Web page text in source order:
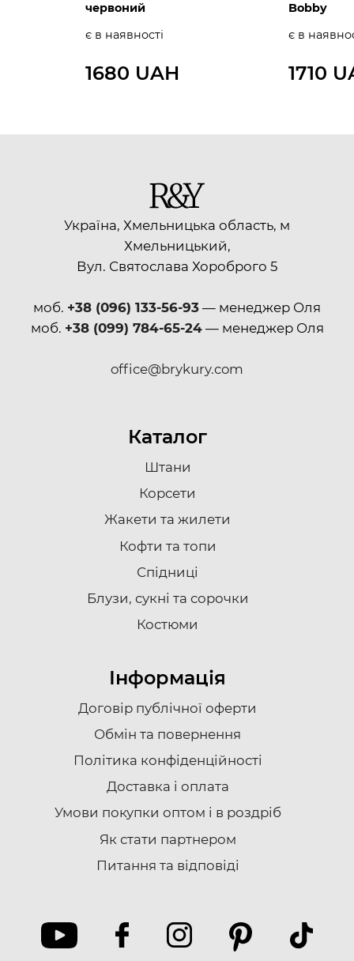
червоний
є в наявності
1680 UAH
Bobby
є в
1710
Україна, Хмельницька область, м
Хмельницький,
Вул. Святослава Хороброго 5
моб. +38 (096) 133-56-93 — менеджер Оля
моб. +38 (099) 784-65-24— менеджер Оля
office@brykury.com
Каталог
Штани
Корсети
Жакети та жилети
Кофти та топи
Спідниці
Блузи, сукні та сорочки
Костюми
Інформація
Договір публічної оферти
Обмін та повернення
Політика конфіденційності
Доставка i оплата
Умови покупки оптом і в роздріб
Як стати партнером
Питання та відповіді